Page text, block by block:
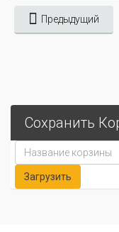
Предыдущий
Сохранить